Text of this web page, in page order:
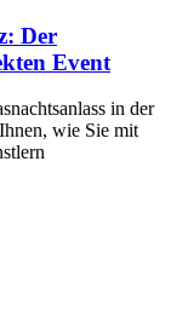
Der
Event
in der
wie Sie mit